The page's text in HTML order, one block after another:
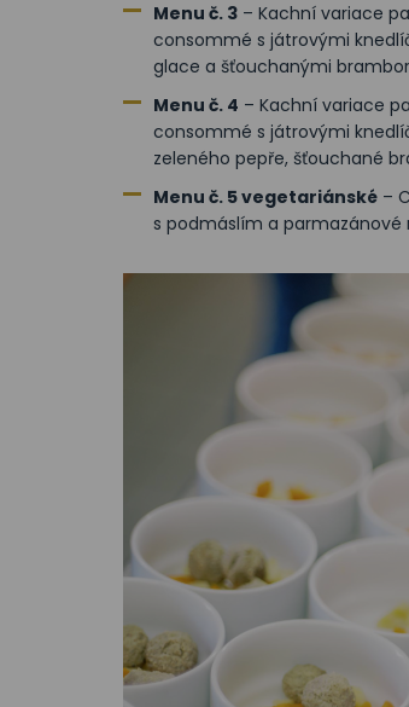
Menu č. 3 – Kachní variace
consommé s játrovými
glace a šťouchanými
Menu č. 4 – Kachní variace
consommé s játrovými
zeleného pepře, šťouchané
Menu č. 5 vegetariánské –
s podmáslím a parmazánové